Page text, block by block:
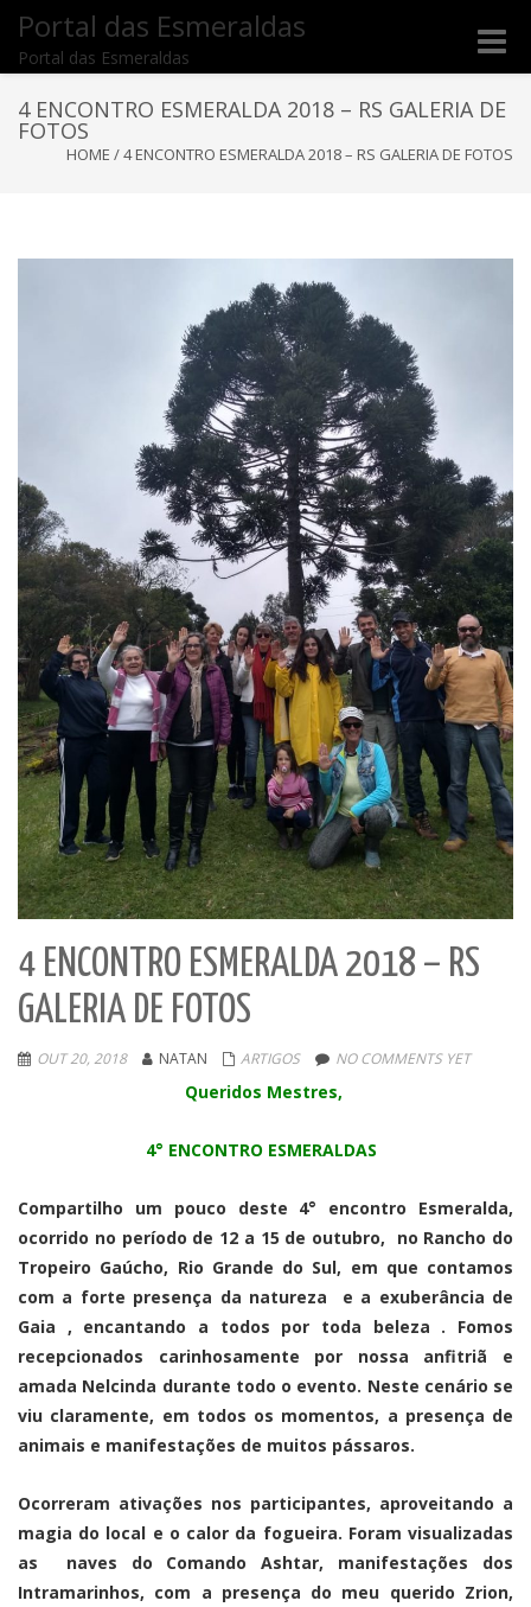
Portal das Esmeraldas
Portal das Esmeraldas
Toggle
4 ENCONTRO ESMERALDA 2018 – RS GALERIA DE
FOTOS
HOME /4 ENCONTRO ESMERALDA 2018 – RS GALERIA DE FOTOS
4 ENCONTRO ESMERALDA 2018 – RS
GALERIA DE FOTOS
OUT 20, 2018 NATAN ARTIGOS NO COMMENTS YET
Queridos Mestres,
4° ENCONTRO ESMERALDAS
Compartilho um pouco deste 4° encontro Esmeralda,
ocorrido no período de 12 a 15 de outubro, no Rancho do
Tropeiro Gaúcho, Rio Grande do Sul, em que contamos
com a forte presença da natureza e a exuberância de
Gaia , encantando a todos por toda beleza . Fomos
recepcionados carinhosamente por nossa anfitriã e
amada Nelcinda durante todo o evento. Neste cenário se
viu claramente, em todos os momentos, a presença de
animais e manifestações de muitos pássaros.
Ocorreram ativações nos participantes, aproveitando a
magia do local e o calor da fogueira. Foram visualizadas
as naves do Comando Ashtar, manifestações dos
Intramarinhos, com a presença do meu querido Zrion,